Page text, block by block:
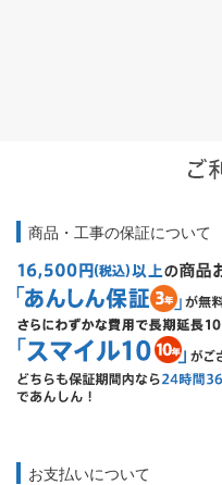
商品・工事の保証について
お支払いについて